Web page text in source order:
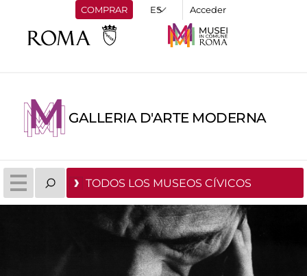
COMPRAR Acceder
GALLERIA D'ARTE MODERNA
TODOS LOS MUSEOS CÍVICOS